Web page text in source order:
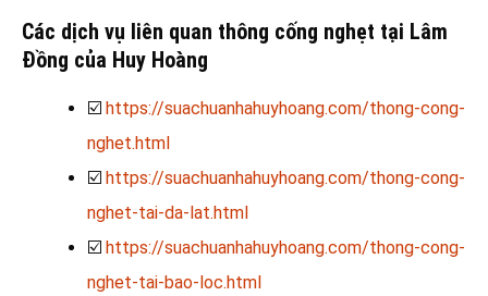
Các dịch vụ liên quan thông cống nghẹt tại Lâm
Đồng của Huy Hoàng
☑️ https://suachuanhahuyhoang.com/thong-cong-
nghet.html
☑️ https://suachuanhahuyhoang.com/thong-cong-
nghet-tai-da-lat.html
☑️ https://suachuanhahuyhoang.com/thong-cong-
nghet-tai-bao-loc.html